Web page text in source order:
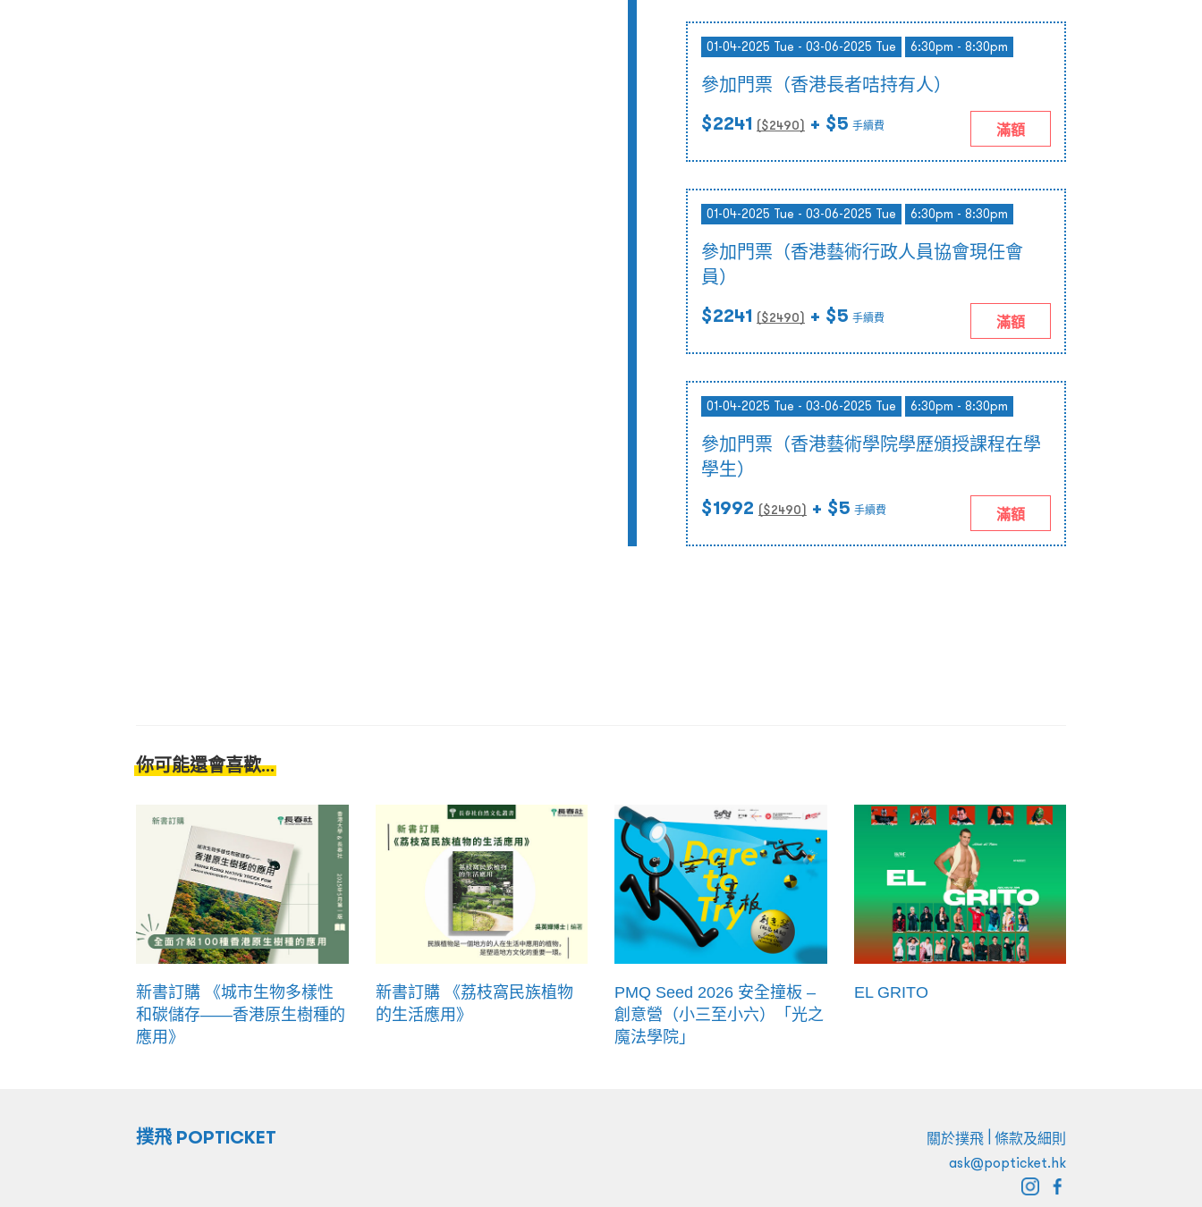
01-04-2025 Tue - 03-06-2025 Tue 6:30pm - 8:30pm
參加門票（香港長者咭持有人）
$2241 ($2490) + $5 手續費 滿額
01-04-2025 Tue - 03-06-2025 Tue 6:30pm - 8:30pm
參加門票（香港藝術行政人員協會現任會
員）
$2241 ($2490) + $5 手續費 滿額
01-04-2025 Tue - 03-06-2025 Tue 6:30pm - 8:30pm
參加門票（香港藝術學院學歷頒授課程在學
學生）
$1992 ($2490) + $5 手續費 滿額
你可能還會喜歡...
新書訂購 《城市生物多樣性
和碳儲存——香港原生樹種的
應用》
新書訂購 《荔枝窩民族植物
的生活應用》
PMQ Seed 2026 安全撞板 –
創意營（小三至小六）「光之
魔法學院」
EL GRITO
撲飛 POPTICKET 關於撲飛 條款及細則
ask@popticket.hk